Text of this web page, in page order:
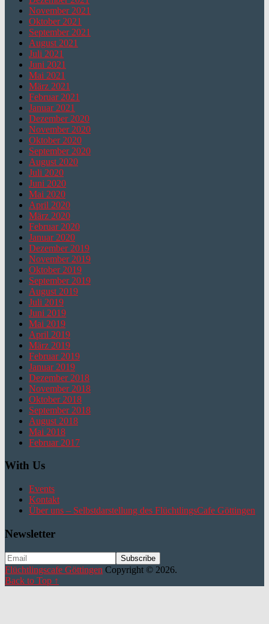
November 2021
Oktober 2021
September 2021
August 2021
Juli 2021
Juni 2021
Mai 2021
März 2021
Februar 2021
Januar 2021
Dezember 2020
November 2020
Oktober 2020
September 2020
August 2020
Juli 2020
Juni 2020
Mai 2020
April 2020
März 2020
Februar 2020
Januar 2020
Dezember 2019
November 2019
Oktober 2019
September 2019
August 2019
Juli 2019
Juni 2019
Mai 2019
April 2019
März 2019
Februar 2019
Januar 2019
Dezember 2018
November 2018
Oktober 2018
September 2018
August 2018
Mai 2018
Februar 2017
With Us
Events
Kontakt
Über uns – Selbstdarstellung des FlüchtlingsCafe Göttingen
Newsletter
Flüchtlingscafe Göttingen Copyright © 2026.
Back to Top ↑